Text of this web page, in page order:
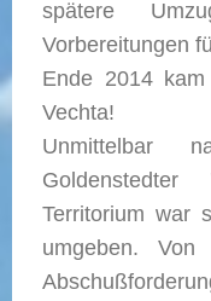
spätere
Vorbereitungen
Ende 2014
Vechta!
Unmittelbar
Territorium war
umgeben.